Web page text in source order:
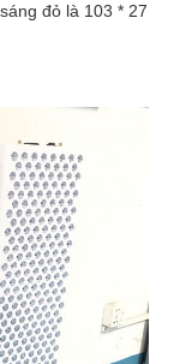
đỏ là 103 * 27